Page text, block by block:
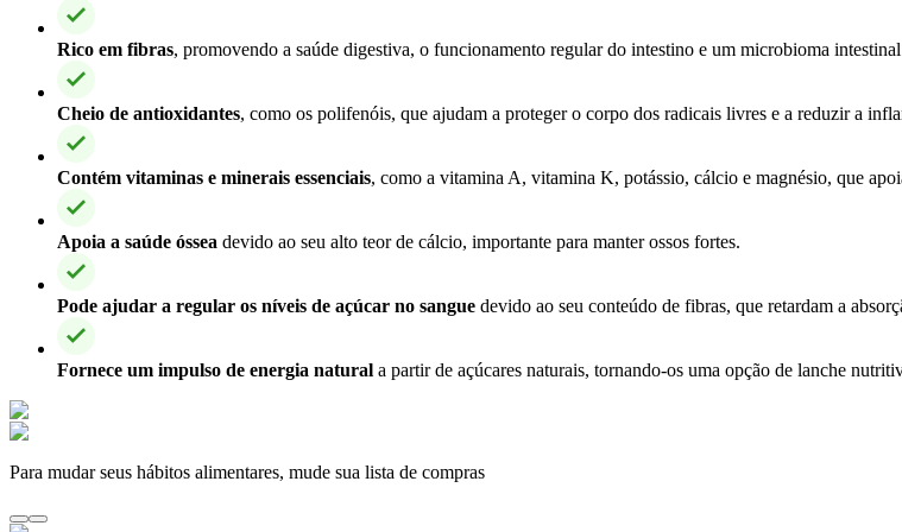
Rico em fibras, promovendo a saúde digestiva, o funcionamento regular do intestino e um microbioma
Cheio de antioxidantes, como os polifenóis, que ajudam a proteger o corpo dos radicais livres e a reduzir a
Contém vitaminas e minerais essenciais, como a vitamina A, vitamina K, potássio, cálcio e magnésio, que
Apoia a saúde óssea devido ao seu alto teor de cálcio, importante para manter ossos fortes.
Pode ajudar a regular os níveis de açúcar no sangue devido ao seu conteúdo de fibras, que retardam a
Fornece um impulso de energia natural a partir de açúcares naturais, tornando-os uma opção de lanche
Para mudar seus hábitos alimentares, mude sua lista de compras